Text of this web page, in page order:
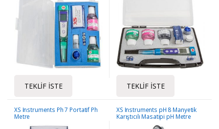
TEKLIF İSTE TEKLIF İSTE
XS Instruments Ph 7 Portatif Ph
Metre
XS Instruments pH 8 Manyetik
Karıştıcılı Masatipi pH Metre